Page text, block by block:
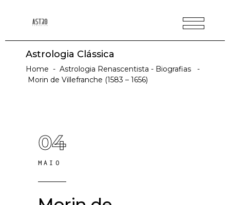
Astrologia Clássica
Home - Astrologia Renascentista - Biografias
-
Morin de Villefranche (1583 – 1656)
04
MAIO